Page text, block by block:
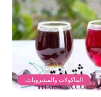
الماكولات والمشروبات.